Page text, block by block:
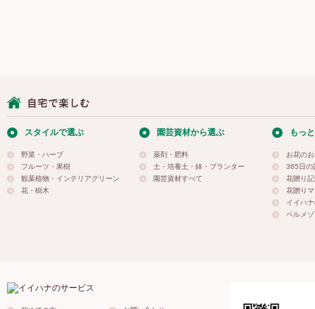
スタイルで選ぶ
野菜・ハーブ
フルーツ・果樹
観葉植物・インテリアグリーン
花・樹木
園芸資材から選ぶ
薬剤・肥料
土・培養土・鉢・プランター
園芸資材すべて
もっ
お花の
365日の
花贈り
花贈り
イイハ
ベルメ